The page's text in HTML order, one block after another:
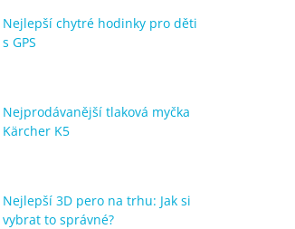
Nejlepší chytré hodinky pro děti
s GPS
Nejprodávanější tlaková myčka
Kärcher K5
Nejlepší 3D pero na trhu: Jak si
vybrat to správné?